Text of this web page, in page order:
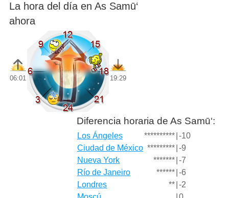
La hora del día en As Samū‘
ahora
06:01 19:29
Diferencia horaria de As Samū‘:
Los Ángeles ********** -10
Ciudad de México ********* -9
Nueva York
******* -7
Río de Janeiro
****** -6
Londres
** -2